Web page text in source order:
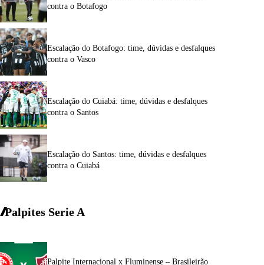
contra o Botafogo
Escalação do Botafogo: time, dúvidas e desfalques
contra o Vasco
Escalação do Cuiabá: time, dúvidas e desfalques
contra o Santos
Escalação do Santos: time, dúvidas e desfalques
contra o Cuiabá
Palpites Serie A
Palpite Internacional x Fluminense – Brasileirão